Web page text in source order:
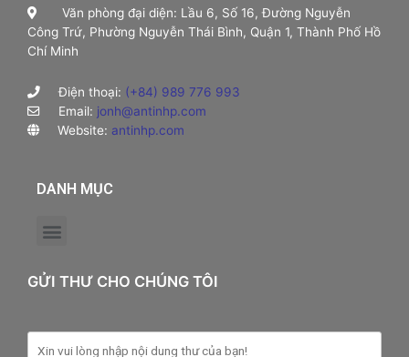
Văn phòng đại diện: Lầu 6, Số 16, Đường Nguyễn
Công Trứ, Phường Nguyễn Thái Bình, Quận 1, Thành Phố Hồ
Chí Minh
Điện thoại: (+84) 989 776 993
Email: jonh@antinhp.com
Website: antinhp.com
DANH MỤC
GỬI THƯ CHO CHÚNG TÔI